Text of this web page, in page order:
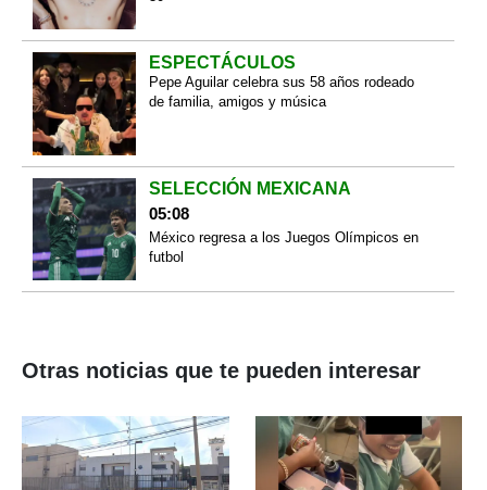
ESPECTÁCULOS
Pepe Aguilar celebra sus 58 años rodeado
de familia, amigos y música
SELECCIÓN MEXICANA
05:08
México regresa a los Juegos Olímpicos en
futbol
Otras noticias que te pueden interesar